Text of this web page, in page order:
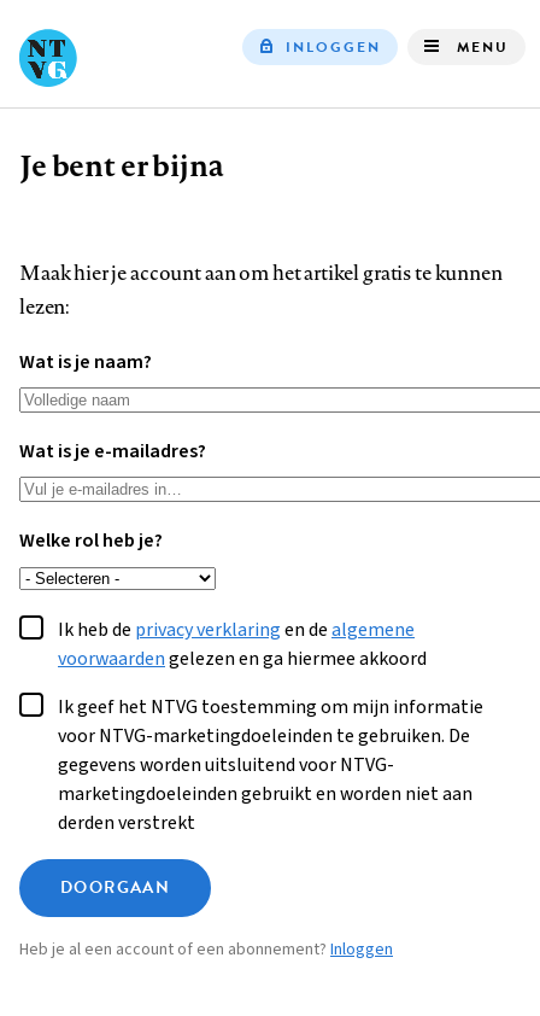
INLOGGEN MENU
Kruimelpad
Je bent er bijna
Maak hier je account aan om het artikel gratis te kunnen
lezen:
Wat is je naam?
Wat is je e-mailadres?
Welke rol heb je?
Ik heb de privacy verklaringen dealgemene
voorwaardengelezen en ga hiermee akkoord
Ik geef het NTVG toestemming om mijn informatie
voor NTVG-marketingdoeleinden te gebruiken. De
gegevens worden uitsluitend voor NTVG-
marketingdoeleinden gebruikt en worden niet aan
derden verstrekt
DOORGAAN
Heb je al een account of een abonnement? Inloggen